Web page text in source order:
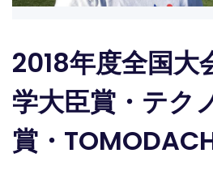
2018年度全国
学大臣賞・テク
賞・